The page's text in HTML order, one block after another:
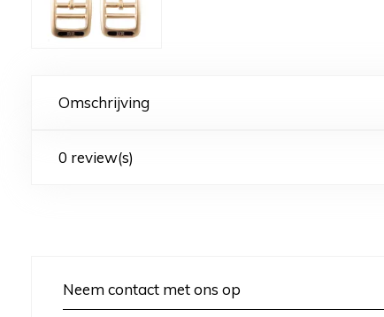
Omschrijving
0 review(s)
Neem contact met ons op